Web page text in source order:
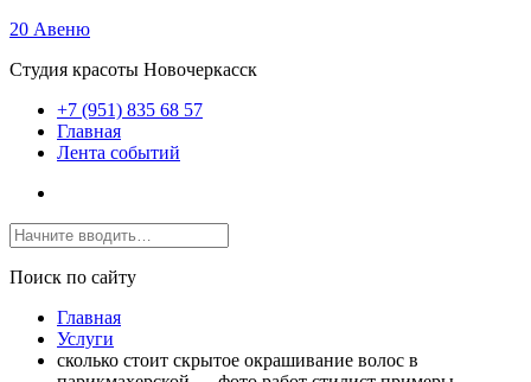
20 Авеню
Студия красоты Новочеркасск
+7 (951) 835 68 57
Главная
Лента событий
Поиск по сайту
Главная
Услуги
сколько стоит скрытое окрашивание волос в